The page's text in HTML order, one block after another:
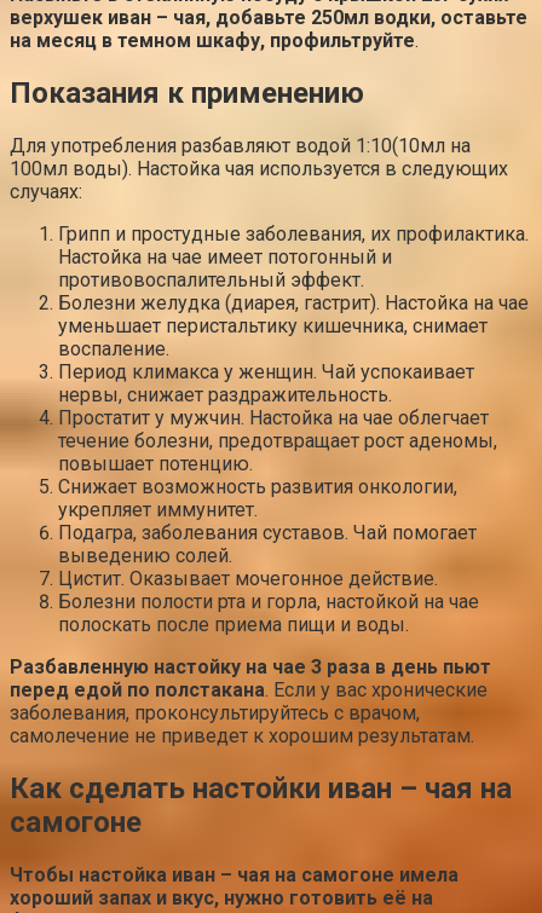
верхушек иван – чая, добавьте 250мл водки, оставьте
на месяц в темном шкафу, профильтруйте.
Показания к применению
Для употребления разбавляют водой 1:10(10мл на
100мл воды). Настойка чая используется в следующих
случаях:
Грипп и простудные заболевания, их профилактика.
Настойка на чае имеет потогонный и
противовоспалительный эффект.
Болезни желудка (диарея, гастрит). Настойка на чае
уменьшает перистальтику кишечника, снимает
воспаление.
Период климакса у женщин. Чай успокаивает
нервы, снижает раздражительность.
Простатит у мужчин. Настойка на чае облегчает
течение болезни, предотвращает рост аденомы,
повышает потенцию.
Снижает возможность развития онкологии,
укрепляет иммунитет.
Подагра, заболевания суставов. Чай помогает
выведению солей.
Цистит. Оказывает мочегонное действие.
Болезни полости рта и горла, настойкой на чае
полоскать после приема пищи и воды.
Разбавленную настойку на чае 3 раза в день пьют
перед едой по полстакана. Если у вас хронические
заболевания, проконсультируйтесь с врачом,
самолечение не приведет к хорошим результатам.
Как сделать настойки иван – чая на
самогоне
Чтобы настойка иван – чая на самогоне имела
хороший запах и вкус, нужно готовить её на